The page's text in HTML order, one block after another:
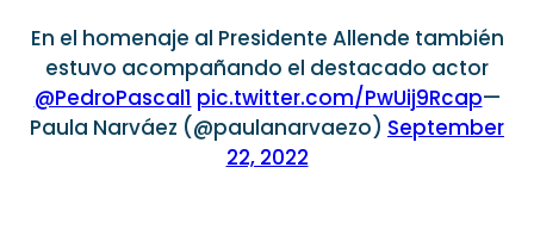
En el homenaje al Presidente Allende también
estuvo acompañando el destacado actor
@PedroPascal1 pic.twitter.com/PwUij9Rcap—
Paula Narváez (@paulanarvaezo) September
22, 2022